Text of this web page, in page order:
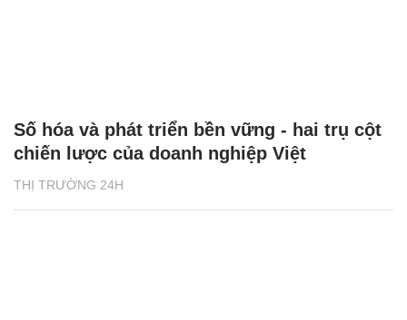
THỊ TRƯỜNG 24H
Số hóa và phát triển bền vững - hai trụ cột
chiến lược của doanh nghiệp Việt